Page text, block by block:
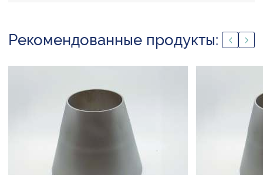
Рекомендованные продукты: